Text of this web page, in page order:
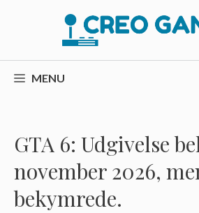
MENU
GTA 6: Udgivelse
november 2026,
bekymrede.